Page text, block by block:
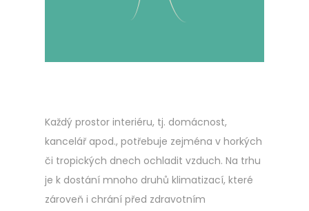
Každý prostor interiéru, tj. domácnost,
kancelář apod., potřebuje zejména v horkých
či tropických dnech ochladit vzduch. Na trhu
je k dostání mnoho druhů klimatizací, které
zároveň i chrání před zdravotním